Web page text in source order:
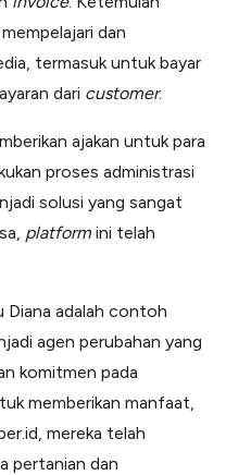
dan
termasuk untuk bayar
dari customer.
ajakan untuk para
proses administrasi
solusi yang sangat
platform ini telah
Diana adalah contoh
agen perubahan yang
komitmen pada
memberikan manfaat,
mereka telah
pertanian dan